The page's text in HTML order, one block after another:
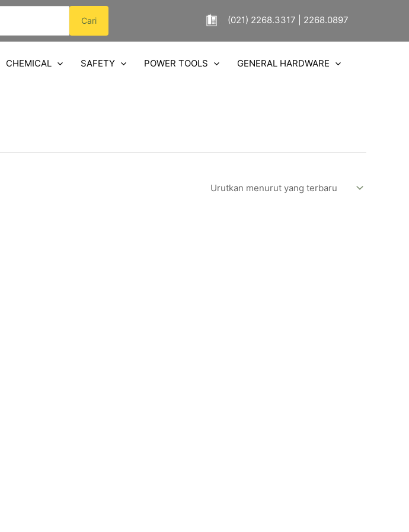
Cari (021) 2268.3317 | 2268.0897
CHEMICAL SAFETY POWER TOOLS GENERAL HARDWARE